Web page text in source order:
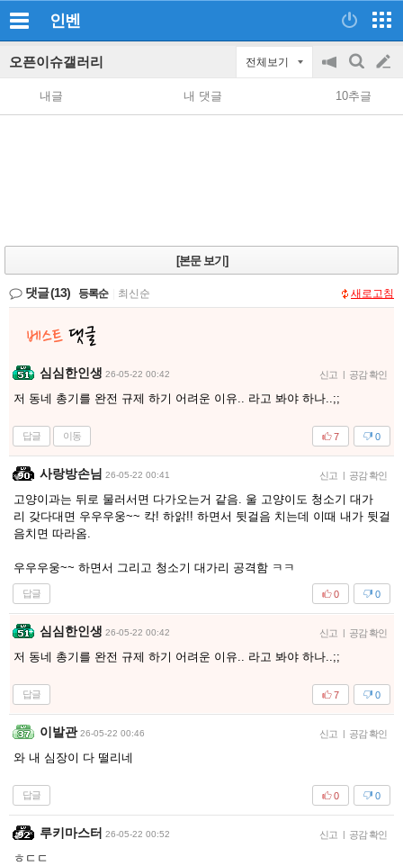
인벤
오픈이슈갤러리 전체보기
공
지
on/off
검
색
글
쓰
내글 내 댓글 10추글
[본문 보기]
댓글(13) 등록순 최신순 새로고침
심심한인생 26-05-22 00:42 신고 | 공감 확인
저 동네 총기를 완전 규제 하기 어려운 이유.. 라고 봐야 하나..;;
답글 이동 0
7
사랑방손님 26-05-22 00:41 신고 | 공감 확인
고양이과는 뒤로 물러서면 다가오는거 같음. 울 고양이도 청소기 대가
리 갖다대면 우우우웅~~ 칵! 하앍!! 하면서 뒷걸음 치는데 이때 내가 뒷걸
음치면 따라옴.
우우우웅~~ 하면서 그리고 청소기 대가리 공격함 ㅋㅋ
답글 0
0
심심한인생 26-05-22 00:42 신고 | 공감 확인
저 동네 총기를 완전 규제 하기 어려운 이유.. 라고 봐야 하나..;;
답글 0
7
이발관 26-05-22 00:46 신고 | 공감 확인
와 내 심장이 다 떨리네
답글 0
0
루키마스터 26-05-22 00:52 신고 | 공감 확인
ㅎㄷㄷ